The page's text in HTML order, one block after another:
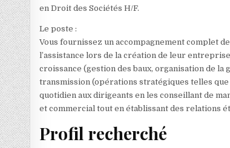
en Droit des Sociétés H/F.
Le poste :
Vous fournissez un accompagnement complet
l’assistance lors de la création de leur
croissance (gestion des baux, organisation de
transmission (opérations stratégiques telles que
quotidien aux dirigeants en les conseillant de
et commercial tout en établissant des relations
Profil recherché